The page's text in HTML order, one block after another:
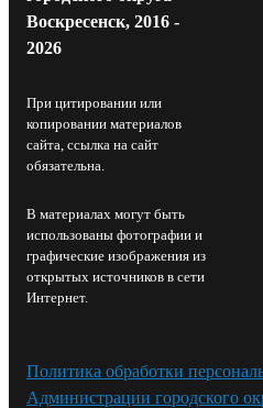
Воскресенск, 2016 -
2026
При цитировании или
копировании материалов
сайта, ссылка на сайт
обязательна.
В материалах могут быть
использованы фотографии и
графические изображения из
открытых источников в сети
Интернет.
Политика обработки
Администрации городского